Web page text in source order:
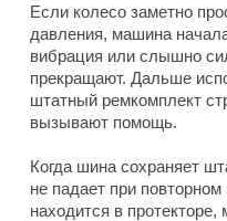
Если колесо заметно
давления, машина
вибрация или слышно
прекращают. Дальше
штатный ремкомплект
вызывают помощь.
Когда шина сохраняет
не падает при
находится в